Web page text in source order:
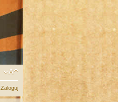
Zaloguj